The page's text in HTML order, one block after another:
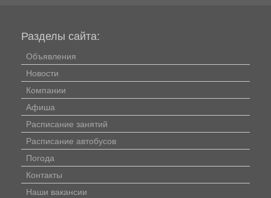
Разделы сайта:
Объявления
Новости
Компании
Афиша
Расписание занятий
Расписание автобусов
Погода
Контакты
Наши вакансии